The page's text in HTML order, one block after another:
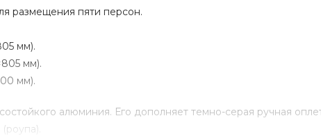
размещения пяти персон.
мм).
мм).
мм).
алюминия. Его дополняет темно-серая ручная